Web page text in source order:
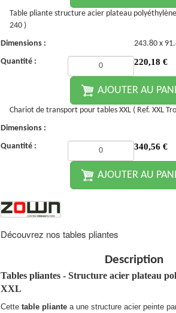
Table pliante structure acier plateau polyéthylène
240 )
Dimensions :
243.80 x
Quantité :
220,18 €
AJOUTER AU
Chariot de transport pour tables XXL ( Ref. XXL
Dimensions :
Quantité :
340,56 €
AJOUTER AU
Découvrez nos tables pliantes
Description
Tables pliantes - Structure acier plateau
XXL
Cette table pliante a une structure acier peinte